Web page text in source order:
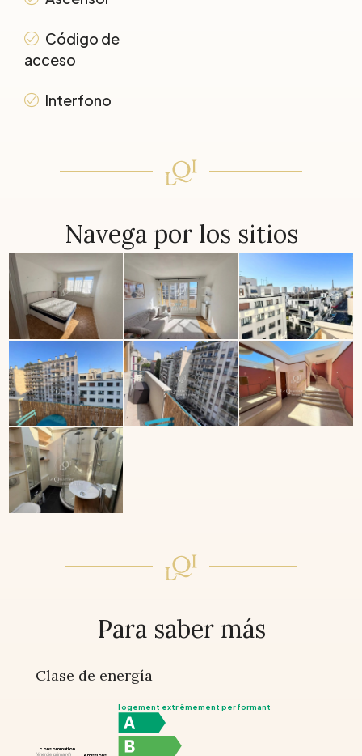
Código de
acceso
Interfono
Navega por los sitios
Para saber más
Clase de energía
logement extrêmement performant
consommation
(énergie primaire)